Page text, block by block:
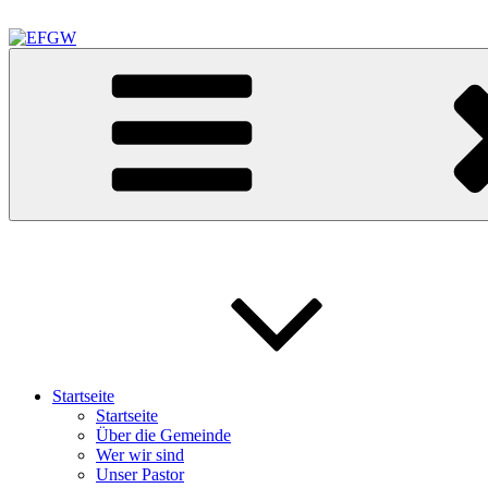
Inhalt
springen
Evangelisch Freikirchliche Gemeinde Waldkraiburg
Startseite
Startseite
Über die Gemeinde
Wer wir sind
Unser Pastor